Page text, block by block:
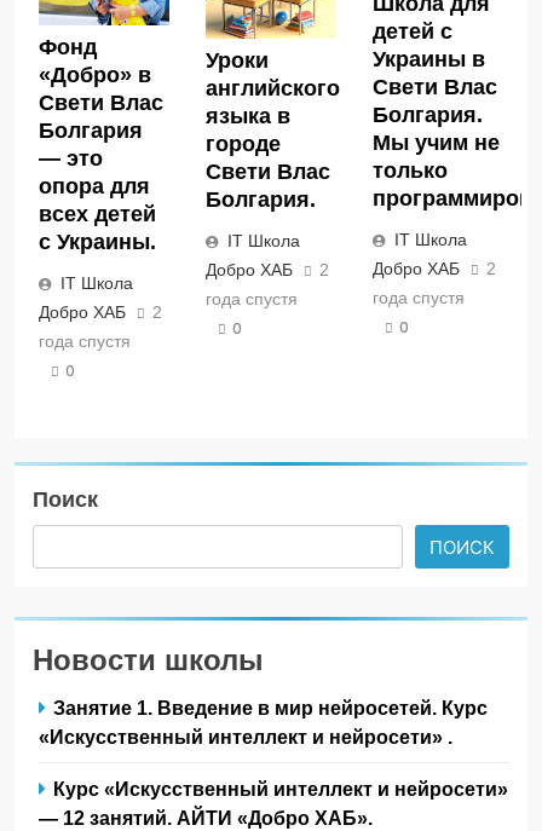
Фонд
«Добро» в
Свети Влас
Болгария
— это
опора для
всех детей
с Украины.
IT Школа
Добро ХАБ
2
года спустя
0
Уроки
английского
языка в
городе
Свети Влас
Болгария.
IT Школа
Добро ХАБ
2
года спустя
0
детей с
Украины в
Свети Влас
Болгария.
Мы учим не
только
IT Школа
Добро ХАБ
2
года спустя
0
Поиск
ПОИСК
Новости школы
Занятие 1. Введение в мир нейросетей. Курс
«Искусственный интеллект и нейросети» .
Курс «Искусственный интеллект и нейросети»
— 12 занятий. АЙТИ «Добро ХАБ».